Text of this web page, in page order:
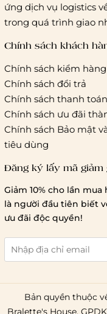
ứng dịch vụ logistics
trong quá trình giao
Chính sách khách
Chính sách kiểm
Chính sách đổi trả
Chính sách thanh toán
Chính sách ưu đãi
Chính sách Bảo mật
tiêu dùng
Đăng ký lấy mã giảm
Giảm 10% cho lần
là người đầu tiên biết
ưu đãi độc quyền!
Bản quyền thuộc
Bralette's House.